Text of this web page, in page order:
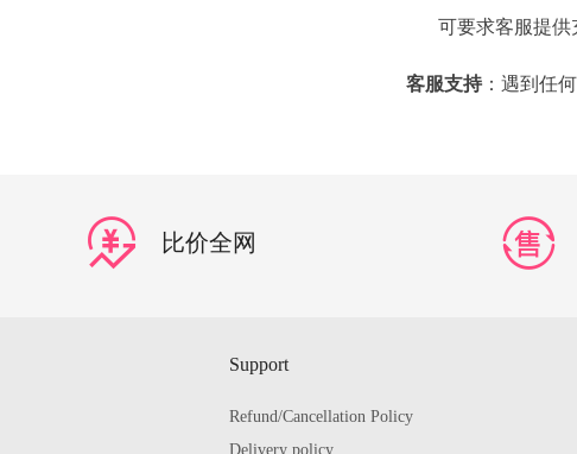
可要求客服提供
客服支持 ：遇到任
比价全网
Support
Refund/Cancellation Policy
Delivery policy